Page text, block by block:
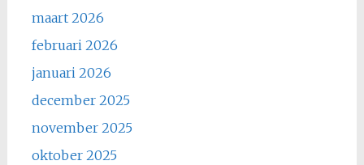
maart 2026
februari 2026
januari 2026
december 2025
november 2025
oktober 2025